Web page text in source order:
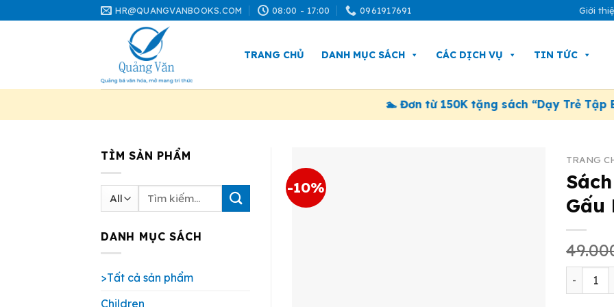
to
HR@QUANGVANBOOKS.COM 08:00 - 17:00 0961917691 Giới
TRANG CHỦ DANH MỤC SÁCH CÁC DỊCH VỤ TIN TỨC
🏊 Đơn từ 150K tặng sách “Dạy Trẻ Tập Bơi”.
TÌM SẢN PHẨM
Tìm
DANH MỤC SÁCH
>Tất cả sản phẩm
Children
-10%
TRANG
Gấu
Sách